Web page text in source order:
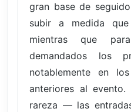
gran base de
subir a medida
mientras que
demandados los
notablemente en
anteriores al
rareza — las